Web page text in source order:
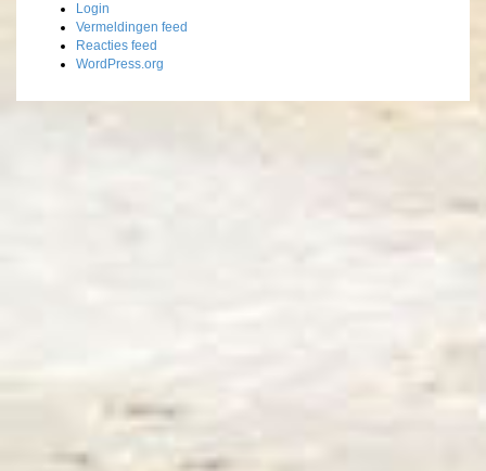
Login
Vermeldingen feed
Reacties feed
WordPress.org